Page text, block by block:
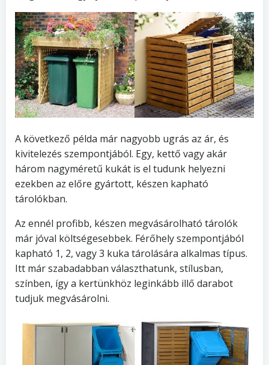
A következő példa már nagyobb ugrás az ár, és
kivitelezés szempontjából. Egy, kettő vagy akár
három nagyméretű kukát is el tudunk helyezni
ezekben az előre gyártott, készen kapható
tárolókban.
Az ennél profibb, készen megvásárolható tárolók
már jóval költségesebbek. Férőhely szempontjából
kapható 1, 2, vagy 3 kuka tárolására alkalmas típus.
Itt már szabadabban választhatunk, stílusban,
színben, így a kertünkhöz leginkább illő darabot
tudjuk megvásárolni.